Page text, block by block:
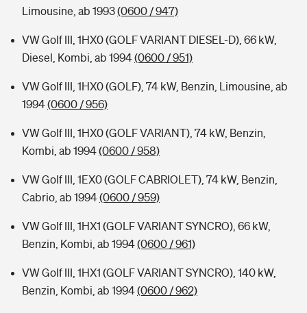
Limousine, ab 1993(0600 / 947)
VW Golf III, 1HX0 (GOLF VARIANT DIESEL-D), 66 kW,
Diesel, Kombi, ab 1994(0600 / 951)
VW Golf III, 1HX0 (GOLF), 74 kW, Benzin, Limousine, ab
1994(0600 / 956)
VW Golf III, 1HX0 (GOLF VARIANT), 74 kW, Benzin,
Kombi, ab 1994(0600 / 958)
VW Golf III, 1EX0 (GOLF CABRIOLET), 74 kW, Benzin,
Cabrio, ab 1994(0600 / 959)
VW Golf III, 1HX1 (GOLF VARIANT SYNCRO), 66 kW,
Benzin, Kombi, ab 1994(0600 / 961)
VW Golf III, 1HX1 (GOLF VARIANT SYNCRO), 140 kW,
Benzin, Kombi, ab 1994(0600 / 962)